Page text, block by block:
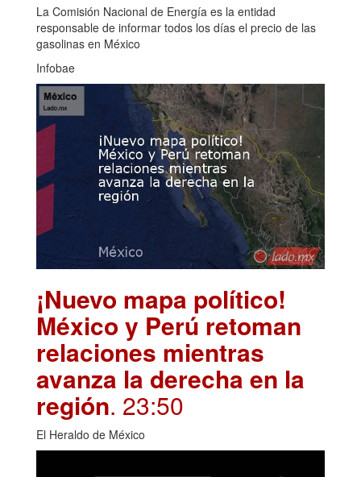
La Comisión Nacional de Energía es la entidad
responsable de informar todos los días el precio de las
gasolinas en México
Infobae
¡Nuevo mapa político!
México y Perú retoman
relaciones mientras
avanza la derecha en la
región. 23:50
El Heraldo de México